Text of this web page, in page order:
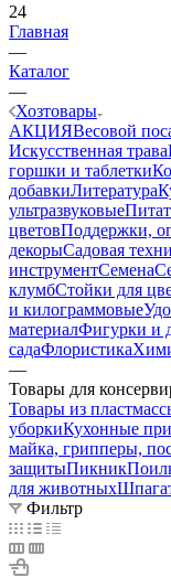
24
Главная
—
Каталог
—
Хозтовары
АКЦИЯВесовой
Искусственная трава
горшки и таблетки
добавкиЛитература
ультразвуковые
цветовПоддержки,
декорыСадовая
инструментСемена
клумбСтойки для
и килограммовые
материалФигурки и
садаФлористика
—
Товары для
Товары из
уборкиКухонные
майка, грипперы,
защитыПикник
для животных
Фильтр